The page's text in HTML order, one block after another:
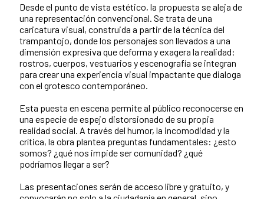
Desde el punto de vista estético, la propuesta se aleja de
una representación convencional. Se trata de una
caricatura visual, construida a partir de la técnica del
trampantojo, donde los personajes son llevados a una
dimensión expresiva que deforma y exagera la realidad:
rostros, cuerpos, vestuarios y escenografía se integran
para crear una experiencia visual impactante que dialoga
con el grotesco contemporáneo.
Esta puesta en escena permite al público reconocerse en
una especie de espejo distorsionado de su propia
realidad social. A través del humor, la incomodidad y la
crítica, la obra plantea preguntas fundamentales: ¿esto
somos? ¿qué nos impide ser comunidad? ¿qué
podríamos llegar a ser?
Las presentaciones serán de acceso libre y gratuito, y